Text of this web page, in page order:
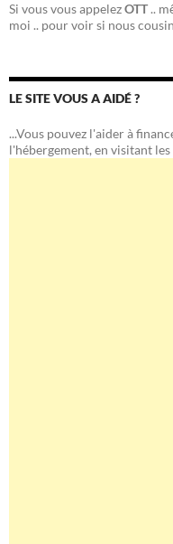
Si vous vous appelezOTT..
moi .. pour voir si nous
LE SITE VOUS A AIDÉ ?
...Vous pouvez l'aider à
l'hébergement, en visitant